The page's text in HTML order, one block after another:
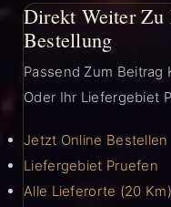
Direkt Weiter Zu
Bestellung
Passend Zum Beitrag
Oder Ihr Liefergebiet
Jetzt Online Bestellen
Liefergebiet Pruefen
Alle Lieferorte (20 Km)